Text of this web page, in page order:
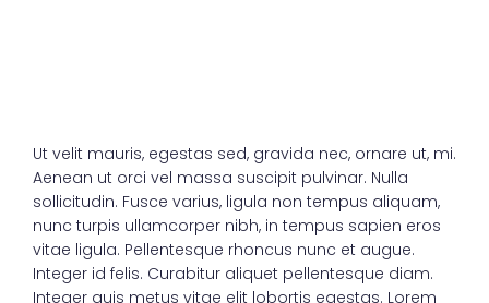
Ut velit mauris, egestas sed, gravida nec, ornare ut, mi.
Aenean ut orci vel massa suscipit pulvinar. Nulla
sollicitudin. Fusce varius, ligula non tempus aliquam,
nunc turpis ullamcorper nibh, in tempus sapien eros
vitae ligula. Pellentesque rhoncus nunc et augue.
Integer id felis. Curabitur aliquet pellentesque diam.
Integer quis metus vitae elit lobortis egestas. Lorem